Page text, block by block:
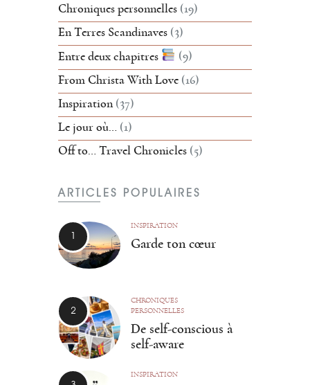
Chroniques personnelles (19)
En Terres Scandinaves (3)
Entre deux chapitres
(9)
From Christa With Love (16)
Inspiration(37)
Le jour où… (1)
Off to… Travel Chronicles (5)
ARTICLES POPULAIRES
INSPIRATION
Garde ton cœur
CHRONIQUES
PERSONNELLES
De self-conscious à
self-aware
INSPIRATION